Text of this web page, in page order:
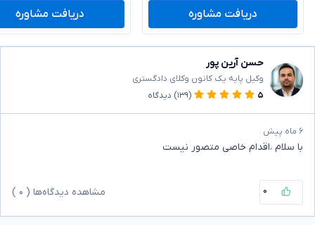
دریافت مشاوره دریافت مشاوره
حسن آرین پور
وکیل پایه یک کانون وکلای دادگستری
۵
(۱۳۹) دیدگاه
۶ ماه پیش
با سلام ،اقدام خاصی متصور نیست
۰ مشاهده دیدگاه‌ها ( ۰